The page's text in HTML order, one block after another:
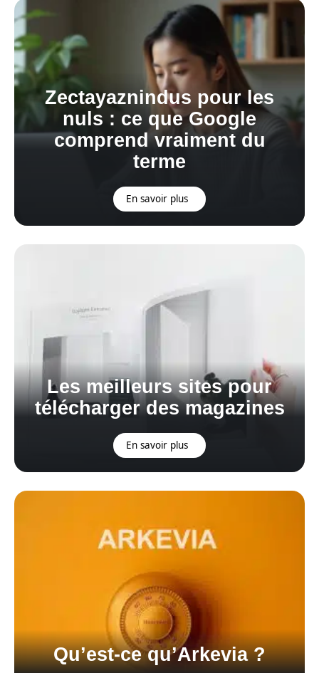
Zectayaznindus pour les
nuls : ce que Google
comprend vraiment du
terme
En savoir plus
Les meilleurs sites pour
télécharger des magazines
En savoir plus
Qu’est-ce qu’Arkevia ?